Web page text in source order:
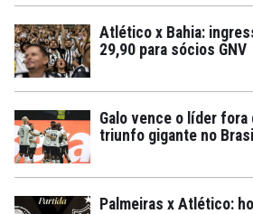
Atlético x Bahia:
29,90 para sócios GNV
Galo vence o líder
triunfo gigante no
Palmeiras x Atlético: